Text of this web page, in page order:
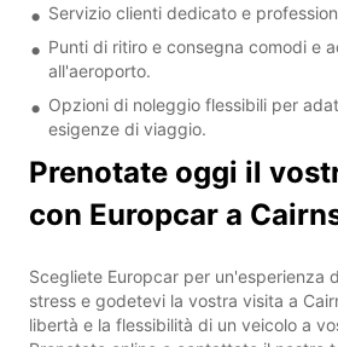
Servizio clienti dedicato e
Punti di ritiro e consegna comodi e
all'aeroporto.
Opzioni di noleggio flessibili per
esigenze di viaggio.
Prenotate oggi il
con Europcar a
Scegliete Europcar per un'esperienza
stress e godetevi la vostra visita a
libertà e la flessibilità di un veicolo a